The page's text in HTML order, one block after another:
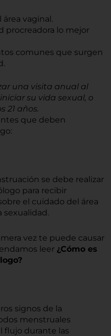
área vaginal.
procreadora lo mejor
comunes que surgen
una visita anual al
su vida sexual, o
21 años.
que deben
se debe realizar
para recibir
el cuidado del área
sexualidad.
vez te puede causar
leer ¿Cómo es
signos de la
menstruales
flujo durante las